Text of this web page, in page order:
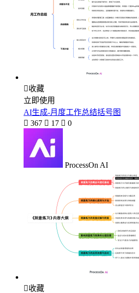
收藏
立即使用
AI生成-月度工作总结括号图
 367  17  0
ProcessOn AI
收藏